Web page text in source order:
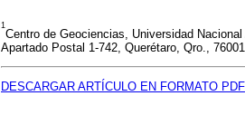
1
Centro de Geociencias, Universidad
Apartado Postal 1-742, Querétaro, Qro.,
DESCARGAR ARTÍCULO EN FORMATO PDF